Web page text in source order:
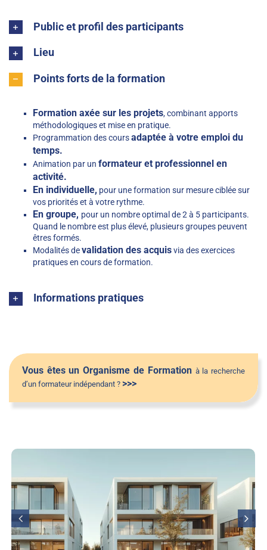
Public et profil des participants
Lieu
Points forts de la formation
Formation axée sur les projets, combinant apports
méthodologiques et mise en pratique.
Programmation des coursadaptée à votre emploi du
temps.
Animation par un formateur et professionnel en
activité.
En individuelle, pour une formation sur mesure ciblée sur
vos priorités et à votre rythme.
En groupe, pour un nombre optimal de 2 à 5 participants.
Quand le nombre est plus élevé, plusieurs groupes peuvent
êtres formés.
Modalités devalidation des acquisvia des exercices
pratiques en cours de formation.
Informations pratiques
Vous êtes un Organisme de Formation à la recherche
d’un formateur indépendant ? >>>